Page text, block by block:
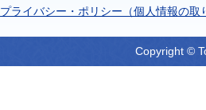
プライバシー・ポリシー（個人情報の取
Copyright ©